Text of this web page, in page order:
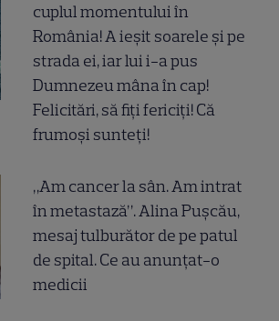
cuplul momentului în
România! A ieșit soarele și pe
strada ei, iar lui i-a pus
Dumnezeu mâna în cap!
Felicitări, să fiți fericiți! Că
frumoși sunteți!
„Am cancer la sân. Am intrat
în metastază”. Alina Pușcău,
mesaj tulburător de pe patul
de spital. Ce au anunțat-o
medicii